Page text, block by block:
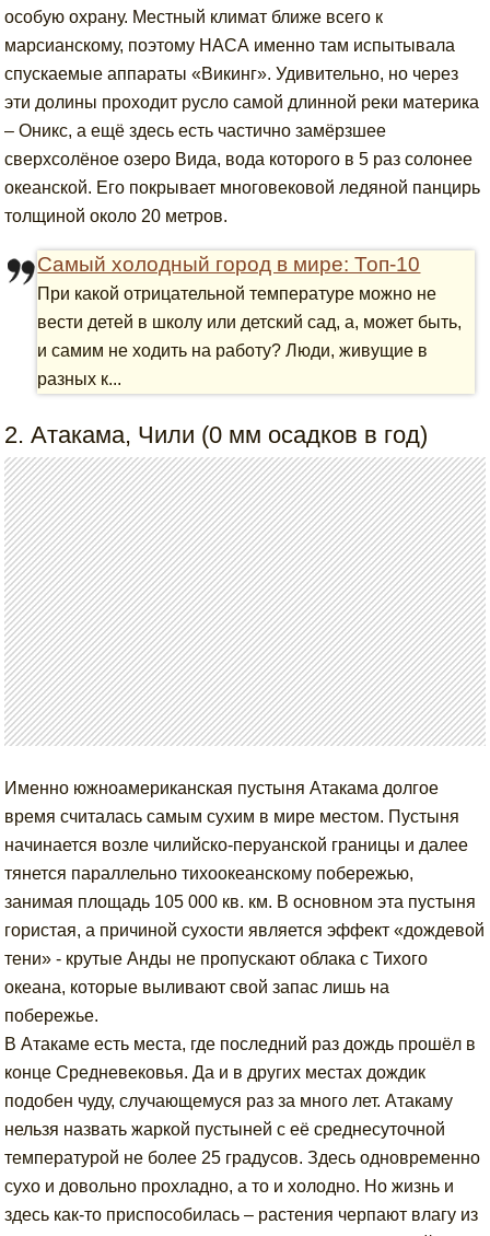
особую охрану. Местный климат ближе всего к
марсианскому, поэтому НАСА именно там испытывала
спускаемые аппараты «Викинг». Удивительно, но через
эти долины проходит русло самой длинной реки материка
– Оникс, а ещё здесь есть частично замёрзшее
сверхсолёное озеро Вида, вода которого в 5 раз солонее
океанской. Его покрывает многовековой ледяной панцирь
толщиной около 20 метров.
Самый холодный город в мире: Топ-10
При какой отрицательной температуре можно не
вести детей в школу или детский сад, а, может быть,
и самим не ходить на работу? Люди, живущие в
разных к...
2. Атакама, Чили (0 мм осадков в год)
Именно южноамериканская пустыня Атакама долгое
время считалась самым сухим в мире местом. Пустыня
начинается возле чилийско-перуанской границы и далее
тянется параллельно тихоокеанскому побережью,
занимая площадь 105 000 кв. км. В основном эта пустыня
гористая, а причиной сухости является эффект «дождевой
тени» - крутые Анды не пропускают облака с Тихого
океана, которые выливают свой запас лишь на
побережье.
В Атакаме есть места, где последний раз дождь прошёл в
конце Средневековья. Да и в других местах дождик
подобен чуду, случающемуся раз за много лет. Атакаму
нельзя назвать жаркой пустыней с её среднесуточной
температурой не более 25 градусов. Здесь одновременно
сухо и довольно прохладно, а то и холодно. Но жизнь и
здесь как-то приспособилась – растения черпают влагу из